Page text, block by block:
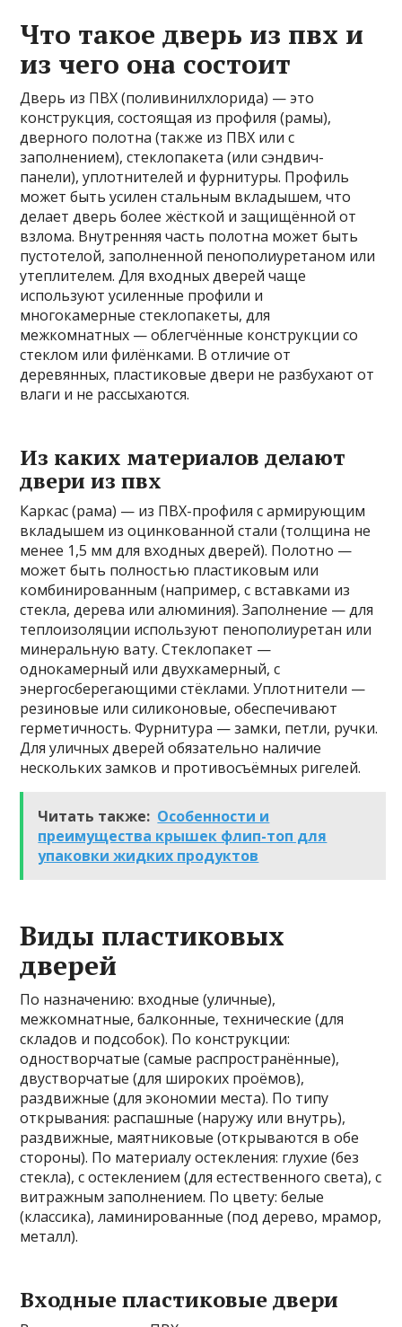
Что такое дверь из пвх и
из чего она состоит
Дверь из ПВХ (поливинилхлорида) — это
конструкция, состоящая из профиля (рамы),
дверного полотна (также из ПВХ или с
заполнением), стеклопакета (или сэндвич-
панели), уплотнителей и фурнитуры. Профиль
может быть усилен стальным вкладышем, что
делает дверь более жёсткой и защищённой от
взлома. Внутренняя часть полотна может быть
пустотелой, заполненной пенополиуретаном или
утеплителем. Для входных дверей чаще
используют усиленные профили и
многокамерные стеклопакеты, для
межкомнатных — облегчённые конструкции со
стеклом или филёнками. В отличие от
деревянных, пластиковые двери не разбухают от
влаги и не рассыхаются.
Из каких материалов делают
двери из пвх
Каркас (рама) — из ПВХ-профиля с армирующим
вкладышем из оцинкованной стали (толщина не
менее 1,5 мм для входных дверей). Полотно —
может быть полностью пластиковым или
комбинированным (например, с вставками из
стекла, дерева или алюминия). Заполнение — для
теплоизоляции используют пенополиуретан или
минеральную вату. Стеклопакет —
однокамерный или двухкамерный, с
энергосберегающими стёклами. Уплотнители —
резиновые или силиконовые, обеспечивают
герметичность. Фурнитура — замки, петли, ручки.
Для уличных дверей обязательно наличие
нескольких замков и противосъёмных ригелей.
Читать также: Особенности и
преимущества крышек флип-топ для
упаковки жидких продуктов
Виды пластиковых
дверей
По назначению: входные (уличные),
межкомнатные, балконные, технические (для
складов и подсобок). По конструкции:
одностворчатые (самые распространённые),
двустворчатые (для широких проёмов),
раздвижные (для экономии места). По типу
открывания: распашные (наружу или внутрь),
раздвижные, маятниковые (открываются в обе
стороны). По материалу остекления: глухие (без
стекла), с остеклением (для естественного света), с
витражным заполнением. По цвету: белые
(классика), ламинированные (под дерево, мрамор,
металл).
Входные пластиковые двери